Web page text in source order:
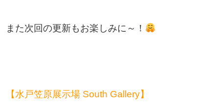
また次回の更新もお楽しみに～！
【水戸笠原展示場 South Gallery】